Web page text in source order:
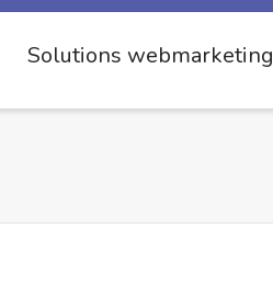
Solutions webmarketing